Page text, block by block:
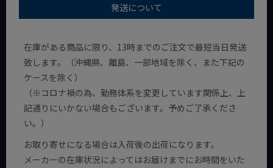
発送について
在庫がある商品に限り、13時までのご注文で最短当日発送
致します。（沖縄県、離島、一部地域を除く、また下記の
ケースを除く）
（※コロナ禍の為、勤務体系を変更しています関係上、上
記通りにいかない場合もございます。予めご了承くださ
い。）
お取り寄せになる場合は入荷後の出荷になります。
メーカーの在庫状況によってはお届けまでにお時間をいた